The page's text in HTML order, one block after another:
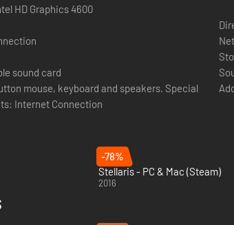
or Intel HD Graphics 4600
sound card
mouse, keyboard and speakers. Special
Internet Connection
-78%
Stellaris - PC & Mac (Steam)
2016